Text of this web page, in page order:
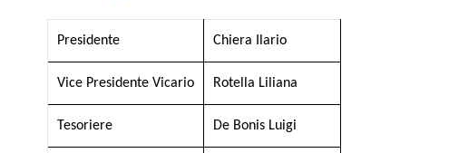
Presidente Chiera Ilario
Vice Presidente Vicario Rotella Liliana
Tesoriere De Bonis Luigi